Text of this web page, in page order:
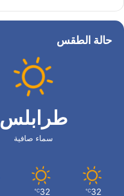
حالة الطقس
طرابلس
سماء صافية
32
℃
32
℃